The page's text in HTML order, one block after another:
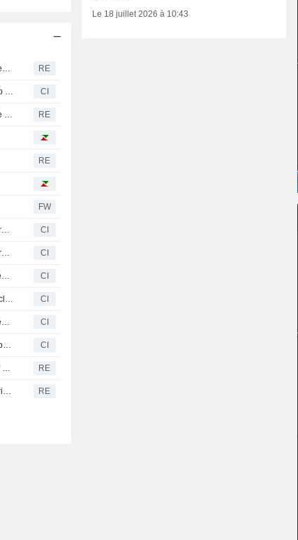
Trump pourrait bénéficier d'une importante manne fiscale grâce au plan de cession lié au projet de loi sur les cryptomonnaies, selon Bloomberg News RE
Blaqclouds annonce des mises à jour majeures pour la plateforme Thealley.io et élargit ses catégories CI
Nigeria : la taxation des transactions crypto pourrait freiner l'adoption, selon le secteur RE
RE
FW
Lithic et Lightspark s'associent pour lancer un programme de cartes mondial reposant sur le règlement en stablecoins CI
Spotex LLC s'associe à BitGo Holdings, Inc. pour offrir des services de conservation réglementée et de courtage de premier rang pour le trading institutionnel d'actifs numériques CI
Borderless.xyz et Mastercard collaborent pour promouvoir des flux de paiement transfrontaliers sécurisés en stablecoins CI
CleanSpark, Inc. publie ses résultats de production non audités pour le mois clos le 31 juillet 2026 CI
Circle Internet Group, Inc. annonce sa cohorte de validateurs fondateurs et des intégrations majeures pour Arc avant le lancement du réseau principal CI
Zero Hash et Visa annoncent un partenariat stratégique pour déployer les capacités de paiement et de préfinancement en stablecoins pour Visa Direct CI
La bourse du Kenya projette de lancer le premier ETF d'Afrique de l'Est dédié à l'IA RE
L'action Circle recule : la croissance des revenus déçoit malgré un bénéfice trimestriel supérieur aux attentes RE
Le 18 juillet 2026 à 10:43